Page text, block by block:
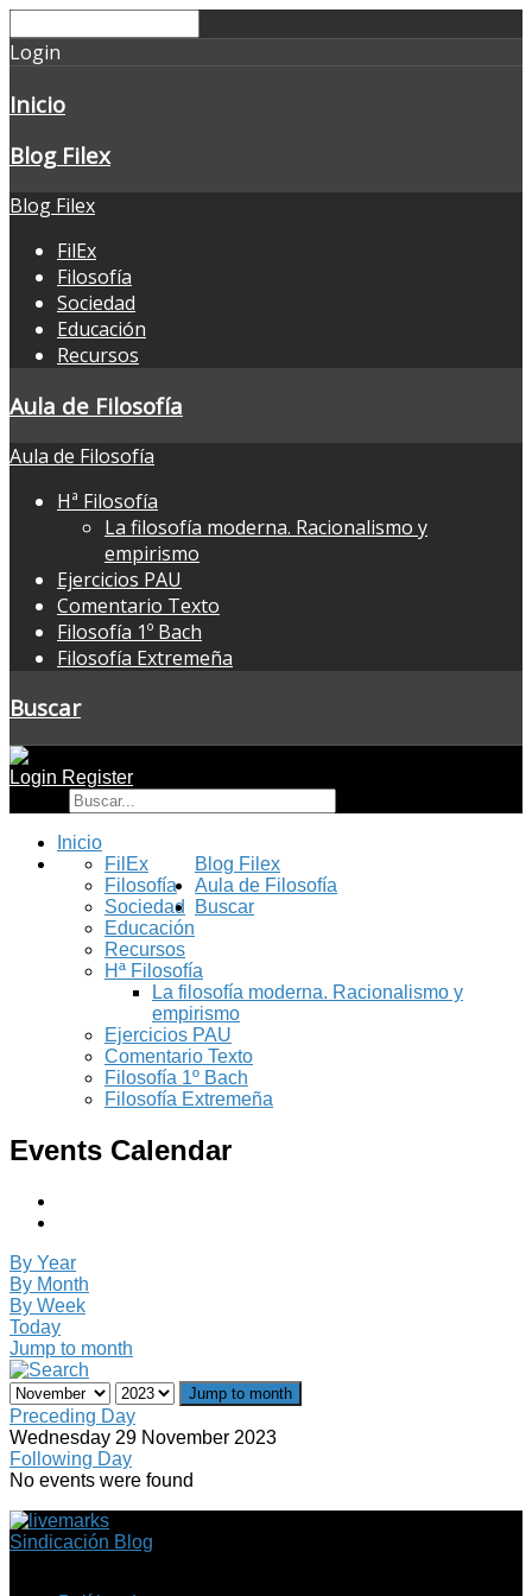
Login
Inicio
Blog Filex
Blog Filex
FilEx
Filosofía
Sociedad
Educación
Recursos
Aula de Filosofía
Aula de Filosofía
Hª Filosofía
La filosofía moderna. Racionalismo y
empirismo
Ejercicios PAU
Comentario Texto
Filosofía 1º Bach
Filosofía Extremeña
Buscar
Login Register
Inicio
Blog Filex
FilEx
Filosofía
Sociedad
Educación
Recursos
Aula de Filosofía
Hª Filosofía
La filosofía moderna. Racionalismo y
empirismo
Ejercicios PAU
Comentario Texto
Filosofía 1º Bach
Filosofía Extremeña
Buscar
Events Calendar
By Year
By Month
By Week
Today
Jump to month
Jump to month
Preceding Day
Wednesday 29 November 2023
Following Day
No events were found
Sindicación Blog